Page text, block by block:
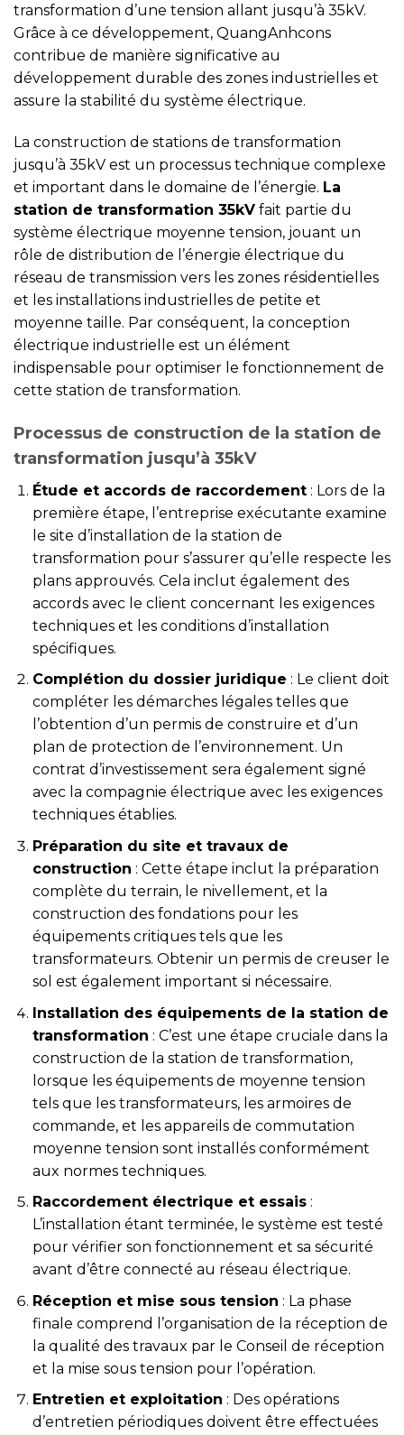
transformation d’une tension allant jusqu’à 35kV.
Grâce à ce développement, QuangAnhcons
contribue de manière significative au
développement durable des zones industrielles et
assure la stabilité du système électrique.
La construction de stations de transformation
jusqu’à 35kV est un processus technique complexe
et important dans le domaine de l’énergie. La
station de transformation 35kV fait partie du
système électrique moyenne tension, jouant un
rôle de distribution de l’énergie électrique du
réseau de transmission vers les zones résidentielles
et les installations industrielles de petite et
moyenne taille. Par conséquent, la conception
électrique industrielle est un élément
indispensable pour optimiser le fonctionnement de
cette station de transformation.
Processus de construction de la station de
transformation jusqu’à 35kV
Étude et accords de raccordement: Lors de la
première étape, l’entreprise exécutante examine
le site d’installation de la station de
transformation pour s’assurer qu’elle respecte les
plans approuvés. Cela inclut également des
accords avec le client concernant les exigences
techniques et les conditions d’installation
spécifiques.
Complétion du dossier juridique : Le client doit
compléter les démarches légales telles que
l’obtention d’un permis de construire et d’un
plan de protection de l’environnement. Un
contrat d’investissement sera également signé
avec la compagnie électrique avec les exigences
techniques établies.
Préparation du site et travaux de
construction : Cette étape inclut la préparation
complète du terrain, le nivellement, et la
construction des fondations pour les
équipements critiques tels que les
transformateurs. Obtenir un permis de creuser le
sol est également important si nécessaire.
Installation des équipements de la station de
transformation : C’est une étape cruciale dans la
construction de la station de transformation,
lorsque les équipements de moyenne tension
tels que les transformateurs, les armoires de
commande, et les appareils de commutation
moyenne tension sont installés conformément
aux normes techniques.
Raccordement électrique et essais:
L’installation étant terminée, le système est testé
pour vérifier son fonctionnement et sa sécurité
avant d’être connecté au réseau électrique.
Réception et mise sous tension : La phase
finale comprend l’organisation de la réception de
la qualité des travaux par le Conseil de réception
et la mise sous tension pour l’opération.
Entretien et exploitation : Des opérations
d’entretien périodiques doivent être effectuées